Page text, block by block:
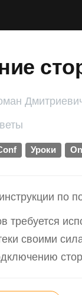
Уроки
по
требуется
своими